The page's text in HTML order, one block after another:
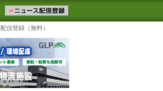
す。物流ニュースメール配信を登録す
よく見るテーマ
信登録（無料）